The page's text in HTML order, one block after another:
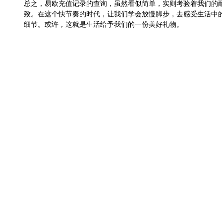
总之，易欧充值记录的查询，虽然看似简单，实则考验着我们的
致。在这个快节奏的时代，让我们学会放慢脚步，去感受生活中
细节。或许，这就是生活给予我们的一份美好礼物。